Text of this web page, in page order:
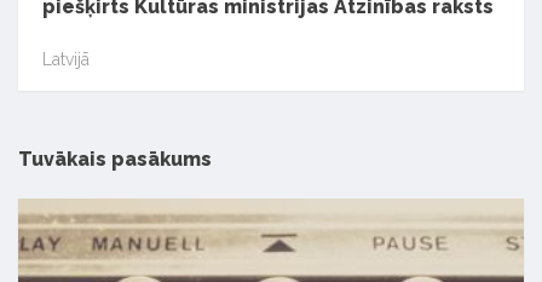
piešķirts Kultūras ministrijas Atzinības raksts
Latvijā
Tuvākais pasākums